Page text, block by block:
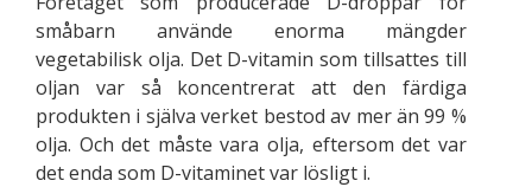
småbarn använde enorma mängder
vegetabilisk olja. Det D-vitamin som tillsattes till
oljan var så koncentrerat att den färdiga
produkten i själva verket bestod av mer än 99 %
olja. Och det måste vara olja, eftersom det var
det enda som D-vitaminet var lösligt i.